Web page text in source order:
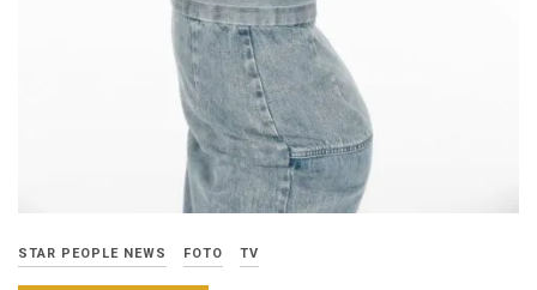
STAR PEOPLE NEWS FOTO TV